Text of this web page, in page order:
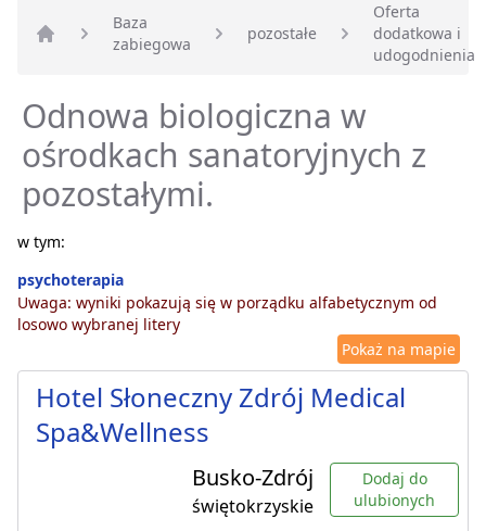
Strona główna
Baza
zabiegowa
pozostałe
Oferta
dodatkowa i
udogodnienia
Odnowa biologiczna w
ośrodkach sanatoryjnych z
pozostałymi.
w tym:
psychoterapia
Uwaga: wyniki pokazują się w porządku alfabetycznym od
losowo wybranej litery
Pokaż na mapie
Hotel Słoneczny Zdrój Medical
Spa&Wellness
Busko-Zdrój
świętokrzyskie
Dodaj do
ulubionych